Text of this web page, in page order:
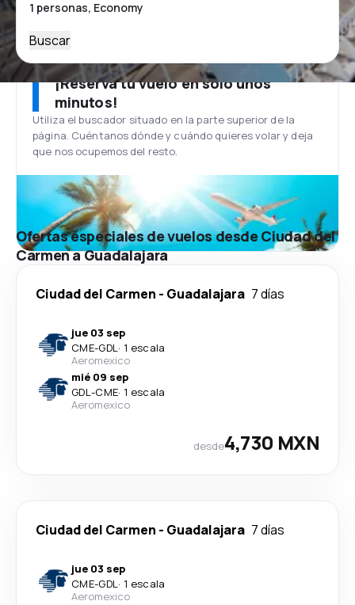
Buscar
¡Reserva tu vuelo en solo unos
minutos!
Utiliza el buscador situado en la parte superior de la
página. Cuéntanos dónde y cuándo quieres volar y deja
que nos ocupemos del resto.
Ofertas especiales de vuelos desde Ciudad del
Carmen a Guadalajara
Ciudad del Carmen - Guadalajara 7 días
jue 03 sep
CME-GDL· 1 escala
Aeromexico
mié 09 sep
GDL-CME· 1 escala
Aeromexico
desde4,730 MXN
Ciudad del Carmen - Guadalajara 7 días
jue 03 sep
CME-GDL· 1 escala
Aeromexico